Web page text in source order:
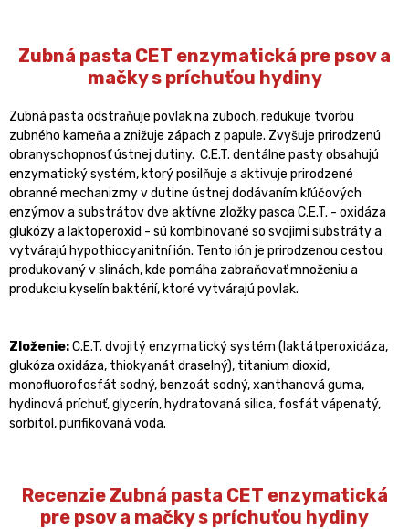
Zubná pasta CET enzymatická pre psov a
mačky s príchuťou hydiny
Zubná pasta odstraňuje povlak na zuboch, redukuje tvorbu
zubného kameňa a znižuje zápach z papule. Zvyšuje prirodzenú
obranyschopnosť ústnej dutiny. C.E.T. dentálne pasty obsahujú
enzymatický systém, ktorý posilňuje a aktivuje prirodzené
obranné mechanizmy v dutine ústnej dodávaním kľúčových
enzýmov a substrátov dve aktívne zložky pasca C.E.T. - oxidáza
glukózy a laktoperoxid - sú kombinované so svojimi substráty a
vytvárajú hypothiocyanitní ión. Tento ión je prirodzenou cestou
produkovaný v slinách, kde pomáha zabraňovať množeniu a
produkciu kyselín baktérií, ktoré vytvárajú povlak.
Zloženie:C.E.T. dvojitý enzymatický systém (laktátperoxidáza,
glukóza oxidáza, thiokyanát draselný), titanium dioxid,
monofluorofosfát sodný, benzoát sodný, xanthanová guma,
hydinová príchuť, glycerín, hydratovaná silica, fosfát vápenatý,
sorbitol, purifikovaná voda.
Recenzie Zubná pasta CET enzymatická
pre psov a mačky s príchuťou hydiny